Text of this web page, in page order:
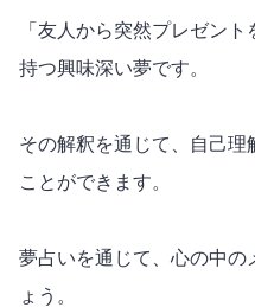
「友人から突然プレゼン
持つ興味深い夢です。
その解釈を通じて、自己理
ことができます。
夢占いを通じて、心の中の
ょう。